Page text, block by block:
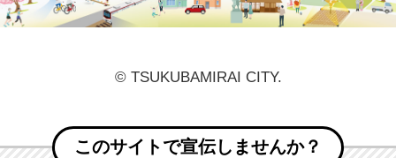
© TSUKUBAMIRAI CITY.
このサイトで宣伝しませんか？